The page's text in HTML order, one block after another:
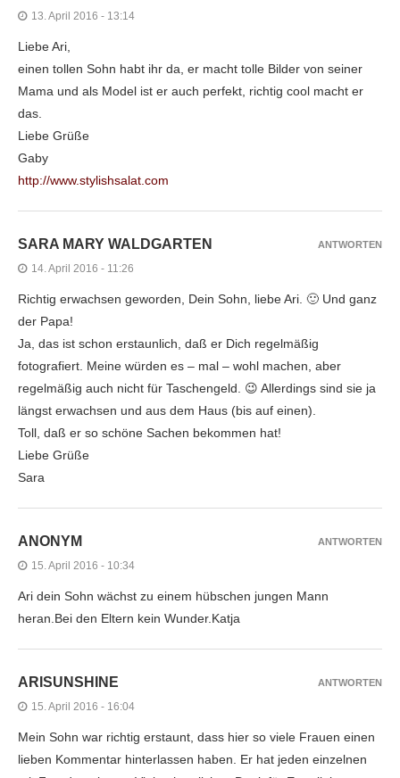
13. April 2016 - 13:14
Liebe Ari,
einen tollen Sohn habt ihr da, er macht tolle Bilder von seiner
Mama und als Model ist er auch perfekt, richtig cool macht er
das.
Liebe Grüße
Gaby
http://www.stylishsalat.com
SARA MARY WALDGARTEN
14. April 2016 - 11:26
Richtig erwachsen geworden, Dein Sohn, liebe Ari. 🙂 Und ganz
der Papa!
Ja, das ist schon erstaunlich, daß er Dich regelmäßig
fotografiert. Meine würden es – mal – wohl machen, aber
regelmäßig auch nicht für Taschengeld. 😉 Allerdings sind sie ja
längst erwachsen und aus dem Haus (bis auf einen).
Toll, daß er so schöne Sachen bekommen hat!
Liebe Grüße
Sara
ANTWORTEN
ANONYM
15. April 2016 - 10:34
Ari dein Sohn wächst zu einem hübschen jungen Mann
heran.Bei den Eltern kein Wunder.Katja
ANTWORTEN
ARISUNSHINE
15. April 2016 - 16:04
Mein Sohn war richtig erstaunt, dass hier so viele Frauen einen
lieben Kommentar hinterlassen haben. Er hat jeden einzelnen
ANTWORTEN